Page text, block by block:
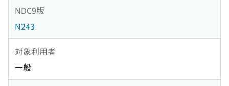
NDC9版
N243
対象利用者
一般